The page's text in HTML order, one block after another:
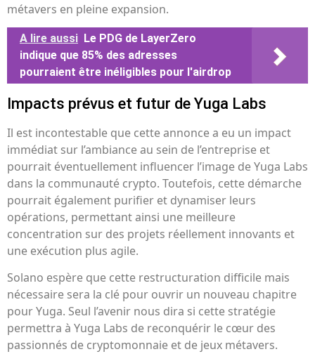
métavers en pleine expansion.
A lire aussi Le PDG de LayerZero
indique que 85% des adresses
pourraient être inéligibles pour l'airdrop
Impacts prévus et futur de Yuga Labs
Il est incontestable que cette annonce a eu un impact
immédiat sur l’ambiance au sein de l’entreprise et
pourrait éventuellement influencer l’image de Yuga Labs
dans la communauté crypto. Toutefois, cette démarche
pourrait également purifier et dynamiser leurs
opérations, permettant ainsi une meilleure
concentration sur des projets réellement innovants et
une exécution plus agile.
Solano espère que cette restructuration difficile mais
nécessaire sera la clé pour ouvrir un nouveau chapitre
pour Yuga. Seul l’avenir nous dira si cette stratégie
permettra à Yuga Labs de reconquérir le cœur des
passionnés de cryptomonnaie et de jeux métavers.